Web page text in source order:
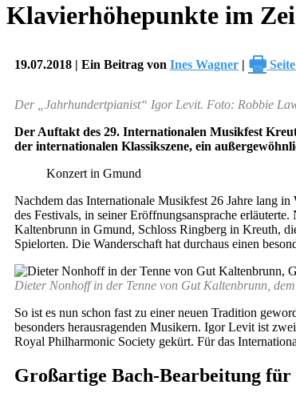
Klavierhöhepunkte im
19.07.2018 | Ein Beitrag von Ines Wagner | 🖶
Der „Jahrhundertpianist“ Igor Levit. Foto: Robbie
Der Auftakt des 29. Internationalen Musikfest
der internationalen Klassikszene, ein
Konzert in Gmund
Nachdem das Internationale Musikfest 26 Jahre lang
des Festivals, in seiner Eröffnungsansprache
Kaltenbrunn in Gmund, Schloss Ringberg in Kreuth,
Spielorten. Die Wanderschaft hat durchaus einen
Dieter Nonhoff in der Tenne von Gut Kaltenbrunn,
So ist es nun schon fast zu einer neuen Tradition
besonders herausragenden Musikern. Igor Levit ist
Royal Philharmonic Society gekürt. Für das
Großartige Bach-Bearbeitung